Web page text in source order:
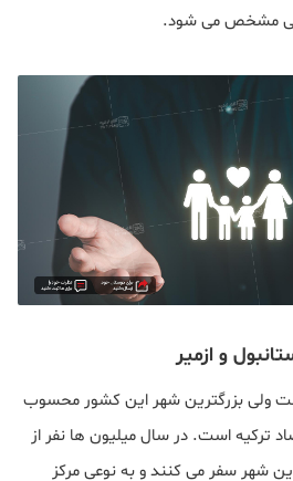
مشخص می شود.
و ازمیر
ولی بزرگترین شهر این کشور محسوب
ترکیه است. در سال میلیون ها نفر از
شهر سفر می کنند و به نوعی مرکز